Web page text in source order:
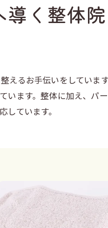
導く整体院
えるお手伝いをしていま
います。整体に加え、パ
ています。